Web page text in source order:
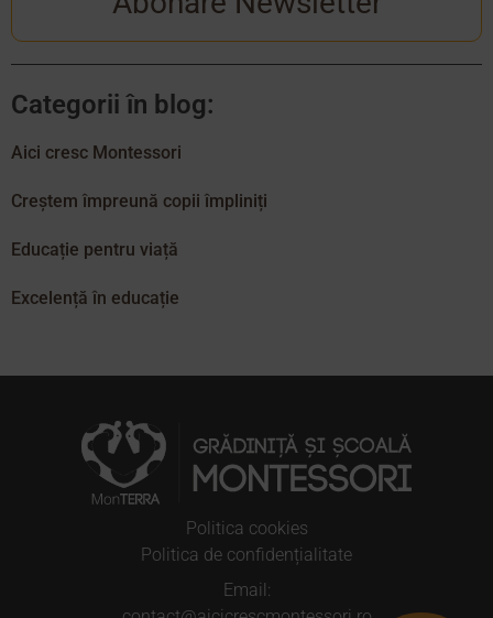
Categorii în blog:
Aici cresc Montessori
Creștem împreună copii împliniți
Educație pentru viață
Excelență în educație
Politica cookies
Politica de confidențialitate
Email: